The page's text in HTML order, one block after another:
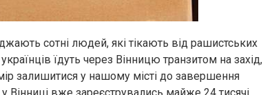
сотні людей, які тікають від рашистських
їдуть через Вінницю транзитом на захід,
залишитися у нашому місті до завершення